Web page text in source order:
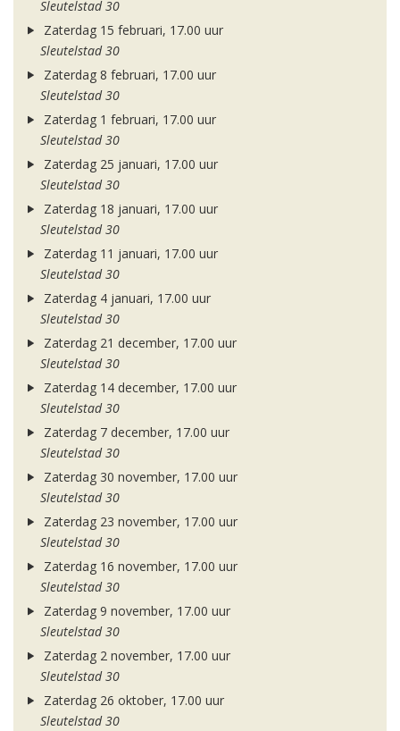
Sleutelstad 30
Zaterdag 15 februari, 17.00 uur
Sleutelstad 30
Zaterdag 8 februari, 17.00 uur
Sleutelstad 30
Zaterdag 1 februari, 17.00 uur
Sleutelstad 30
Zaterdag 25 januari, 17.00 uur
Sleutelstad 30
Zaterdag 18 januari, 17.00 uur
Sleutelstad 30
Zaterdag 11 januari, 17.00 uur
Sleutelstad 30
Zaterdag 4 januari, 17.00 uur
Sleutelstad 30
Zaterdag 21 december, 17.00 uur
Sleutelstad 30
Zaterdag 14 december, 17.00 uur
Sleutelstad 30
Zaterdag 7 december, 17.00 uur
Sleutelstad 30
Zaterdag 30 november, 17.00 uur
Sleutelstad 30
Zaterdag 23 november, 17.00 uur
Sleutelstad 30
Zaterdag 16 november, 17.00 uur
Sleutelstad 30
Zaterdag 9 november, 17.00 uur
Sleutelstad 30
Zaterdag 2 november, 17.00 uur
Sleutelstad 30
Zaterdag 26 oktober, 17.00 uur
Sleutelstad 30